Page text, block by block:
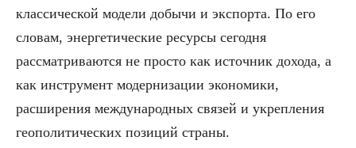
классической модели добычи и экспорта. По его
словам, энергетические ресурсы сегодня
рассматриваются не просто как источник дохода, а
как инструмент модернизации экономики,
расширения международных связей и укрепления
геополитических позиций страны.